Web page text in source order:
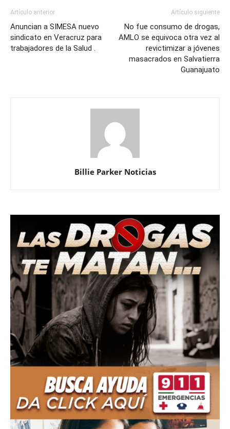
Artículo anterior
Anuncian a SIMESA nuevo
sindicato en Veracruz para
trabajadores de la Salud .
Artículo siguiente
No fue consumo de drogas,
AMLO se equivoca otra vez al
revictimizar a jóvenes
masacrados en Salvatierra
Guanajuato
Billie Parker Noticias